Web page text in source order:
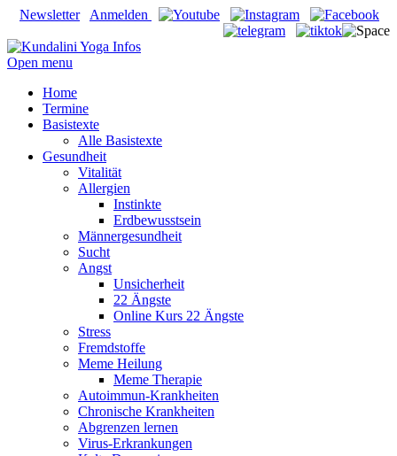
Newsletter Anmelden
Open menu
Home
Termine
Basistexte
Alle Basistexte
Gesundheit
Vitalität
Allergien
Instinkte
Erdbewusstsein
Männergesundheit
Sucht
Angst
Unsicherheit
22 Ängste
Online Kurs 22 Ängste
Stress
Fremdstoffe
Meme Heilung
Meme Therapie
Autoimmun-Krankheiten
Chronische Krankheiten
Abgrenzen lernen
Virus-Erkrankungen